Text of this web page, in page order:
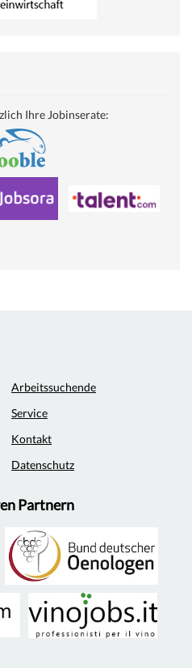
Ihre Jobinserate:
Arbeitssuchende
Service
Kontakt
Datenschutz
Partnern